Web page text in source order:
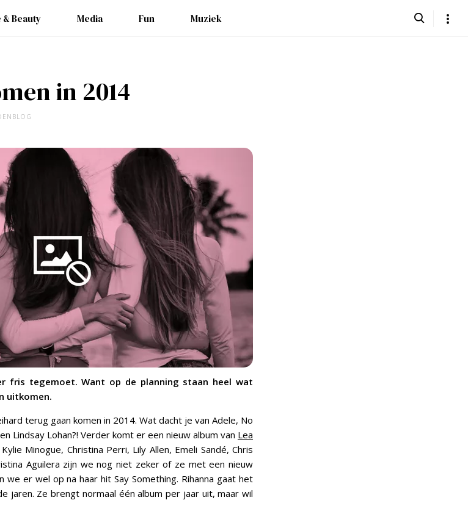
& Beauty Media Fun Muziek
in 2014
fris tegemoet. Want op de planning staan heel wat
uitkomen.
terug gaan komen in 2014. Wat dacht je van Adele, No
Lindsay Lohan?! Verder komt er een nieuw album van Lea
Minogue, Christina Perri, Lily Allen, Emeli Sandé, Chris
Aguilera zijn we nog niet zeker of ze met een nieuw
we er wel op na haar hit Say Something. Rihanna gaat het
jaren. Ze brengt normaal één album per jaar uit, maar wil